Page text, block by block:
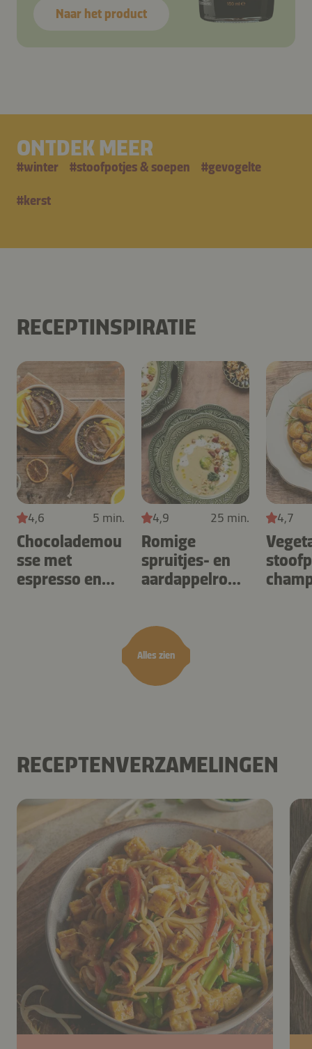
Naar het product
ONTDEK MEER
#winter #stoofpotjes & soepen #gevogelte
#kerst
RECEPTINSPIRATIE
Alles zien
4,6 5 min.
Chocolademou
sse met
espresso en
4,9 25 min.
Romige
spruitjes- en
aardappelroo
4,7
RECEPTENVERZAMELINGEN